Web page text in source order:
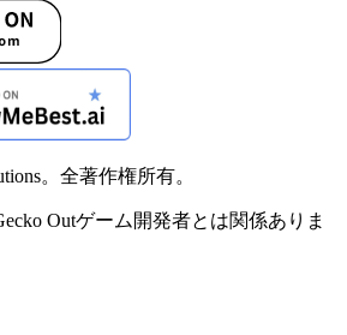
。全著作権所有。
Outゲーム開発者とは関係ありま